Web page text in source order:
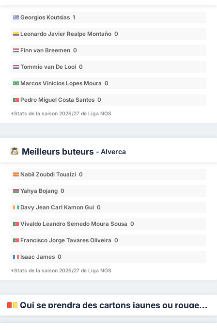
Georgios Koutsias 1
Leonardo Javier Realpe Montaño 0
Finn van Breemen 0
Tommie van De Looi 0
Marcos Vinicios Lopes Moura 0
Pedro Miguel Costa Santos 0
*Stats de la saison 2026/27 de Liga NOS
Meilleurs buteurs - Alverca
Nabil Zoubdi Touaizi 0
Yahya Bojang 0
Davy Jean Carl Kamon Gui 0
Vivaldo Leandro Semedo Moura Sousa 0
Francisco Jorge Tavares Oliveira 0
Isaac James 0
*Stats de la saison 2026/27 de Liga NOS
Qui se prendra des cartons jaunes ou rouges ?